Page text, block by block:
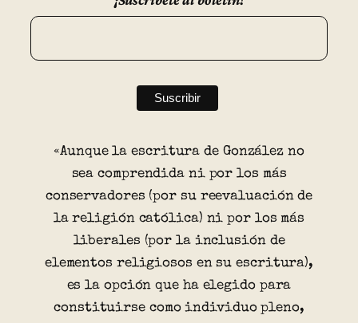
«Aunque la escritura de González no
sea comprendida ni por los más
conservadores (por su reevaluación de
la religión católica) ni por los más
liberales (por la inclusión de
elementos religiosos en su escritura),
es la opción que ha elegido para
constituirse como individuo pleno,